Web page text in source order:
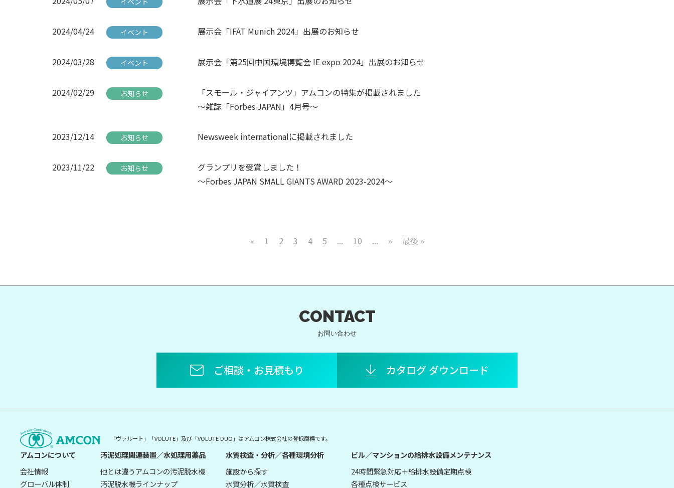
2024/04/24 イベント 展示会「IFAT Munich 2024」出展のお知らせ
2024/03/28 イベント 展示会「第25回中国環境博覧会 IE expo 2024」出展のお知らせ
2024/02/29 お知らせ
「スモール・ジャイアンツ」アムコンの特集が掲載されました
～雑誌「Forbes JAPAN」4月号～
2023/12/14 お知らせ Newsweek internationalに掲載されました
2023/11/22 お知らせ
グランプリを受賞しました！
～Forbes JAPAN SMALL GIANTS AWARD 2023-2024～
« 1 2 3 4 5 ... 10 ... » 最後 »
CONTACT
お問い合わせ
ご相談・お見積もり カタログ ダウンロード
「ヴァルート」「VOLUTE」及び「VOLUTE DUO」はアムコン株式会社の登録商標です。
アムコンについて
会社情報
グローバル体制
汚泥処理関連装置／水処理用薬品
他とは違うアムコンの汚泥脱水機
汚泥脱水機ラインナップ
水質検査・分析／各種環境分析
施設から探す
水質分析／水質検査
ビル／マンションの給排水設備メンテナンス
24時間緊急対応＋給排水設備定期点検
各種点検サービス